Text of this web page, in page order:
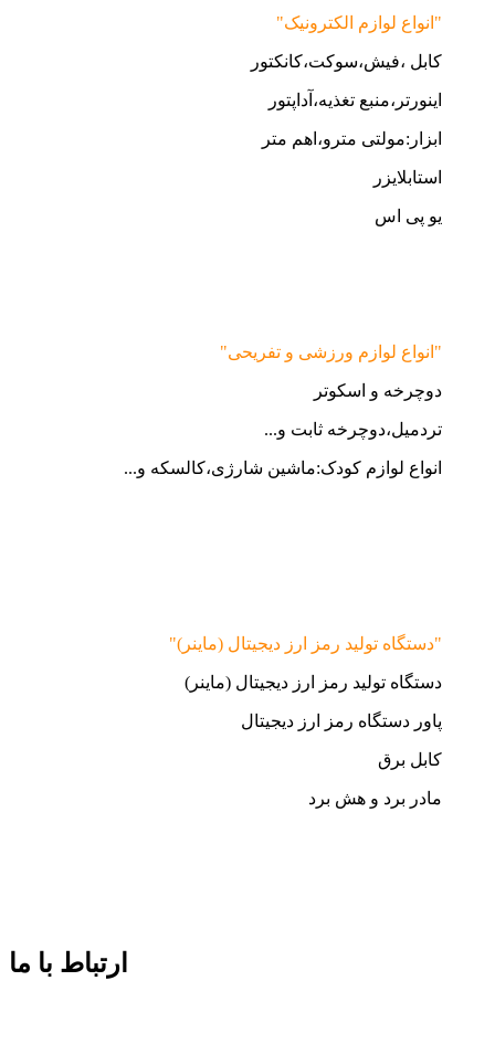
"انواع لوازم الکترونیک"
کابل ،فیش،سوکت،کانکتور
اینورتر،منبع تغذیه،آداپتور
ابزار:مولتی مترو،اهم متر
استابلایزر
یو پی اس
"انواع لوازم ورزشی و تفریحی"
دوچرخه و اسکوتر
تردمیل،دوچرخه ثابت و...
انواع لوازم کودک:ماشین شارژی،کالسکه و...
"دستگاه تولید رمز ارز دیجیتال (ماینر)"
دستگاه تولید رمز ارز دیجیتال (ماینر)
پاور دستگاه رمز ارز دیجیتال
کابل برق
مادر برد و هش برد
ارتباط با ما